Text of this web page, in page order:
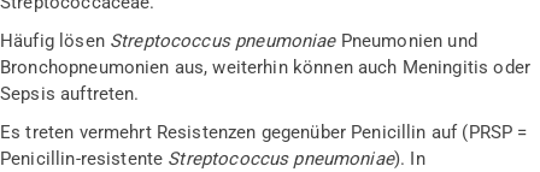
Häufig lösen Streptococcus pneumoniaePneumonien und
Bronchopneumonien aus, weiterhin können auch Meningitis oder
Sepsis auftreten.
Es treten vermehrt Resistenzen gegenüber Penicillin auf (PRSP =
Penicillin-resistente Streptococcus pneumoniae). In